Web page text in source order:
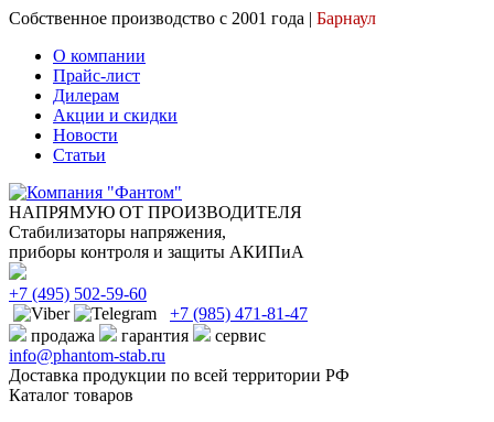
Собственное производство с 2001 года | Барнаул
О компании
Прайс-лист
Дилерам
Акции и скидки
Новости
Статьи
НАПРЯМУЮ ОТ ПРОИЗВОДИТЕЛЯ
Стабилизаторы напряжения,
приборы контроля и защиты АКИПиА
+7 (495) 502-59-60
+7 (985) 471-81-47
продажа
гарантия
сервис
info@phantom-stab.ru
Доставка продукции по всей территории РФ
Каталог товаров